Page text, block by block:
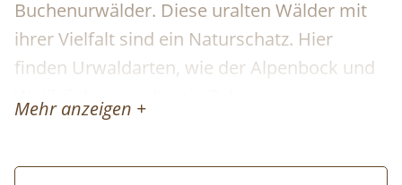
Buchenurwälder. Diese uralten Wälder mit
ihrer Vielfalt sind ein Naturschatz. Hier
finden Urwaldarten, wie der Alpenbock und
Weißrückenspecht, ein Zuhause.
erforderlich)
Mehr anzeigen +